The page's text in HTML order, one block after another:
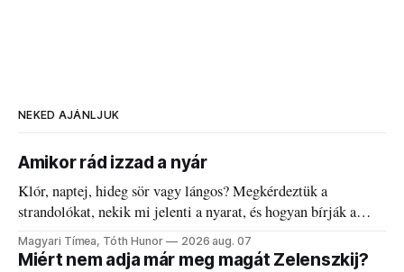
NEKED AJÁNLJUK
Amikor rád izzad a nyár
Klór, naptej, hideg sör vagy lángos? Megkérdeztük a
strandolókat, nekik mi jelenti a nyarat, és hogyan bírják a
kánikulát.
Magyari Tímea, Tóth Hunor 2026 aug. 07
Miért nem adja már meg magát Zelenszkij?